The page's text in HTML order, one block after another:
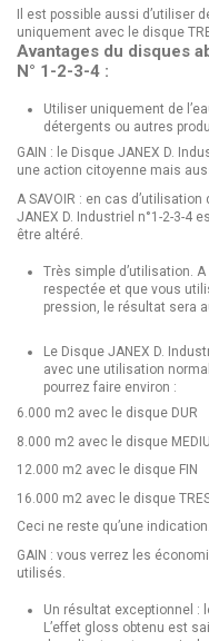
Il est possible aussi
uniquement avec le disque
Avantages du disques
N° 1-2-3-4 :
Utiliser uniquement de
détergents ou autres
GAIN : le Disque JANEX D.
une action citoyenne mais
A SAVOIR : en cas
JANEX D. Industriel n°1-2-3-4
être altéré.
Très simple d’utilisation.
respectée et que vous
pression, le résultat sera
Le Disque JANEX D.
avec une utilisation
pourrez faire environ :
6.000 m2 avec le disque DUR
8.000 m2 avec le disque
12.000 m2 avec le disque FIN
16.000 m2 avec le disque
Ceci ne reste qu’une indication.
GAIN : vous verrez les
utilisés.
Un résultat exceptionnel :
L’effet gloss obtenu est